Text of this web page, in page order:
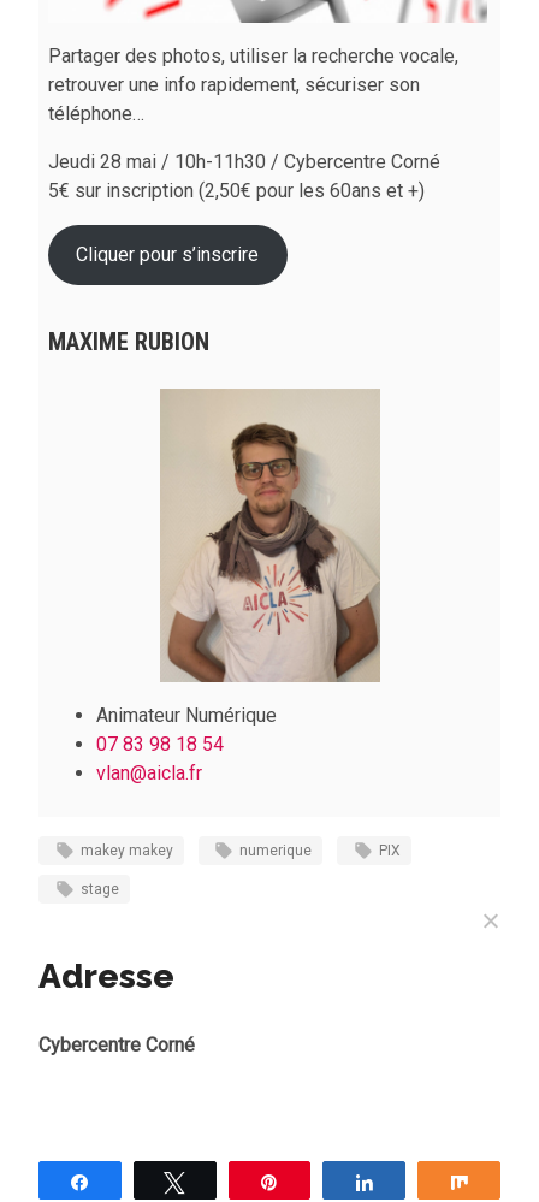
Partager des photos, utiliser la recherche vocale,
retrouver une info rapidement, sécuriser son
téléphone…
Jeudi 28 mai / 10h-11h30 / Cybercentre Corné
5€ sur inscription (2,50€ pour les 60ans et +)
Cliquer pour s’inscrire
MAXIME RUBION
Animateur Numérique
07 83 98 18 54
vlan@aicla.fr
makey makey numerique PIX
stage
Adresse
Cybercentre Corné
Partagez Partagez